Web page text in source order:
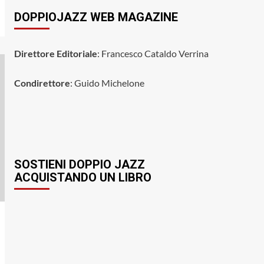
DOPPIOJAZZ WEB MAGAZINE
Direttore Editoriale: Francesco Cataldo Verrina
Condirettore: Guido Michelone
SOSTIENI DOPPIO JAZZ
ACQUISTANDO UN LIBRO